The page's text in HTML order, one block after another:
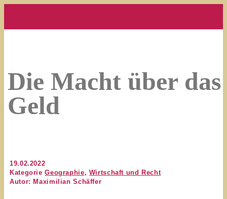
Die Macht über das
Geld
19.02.2022
KategorieGeographie, Wirtschaft und Recht
Autor: Maximilian Schäffer